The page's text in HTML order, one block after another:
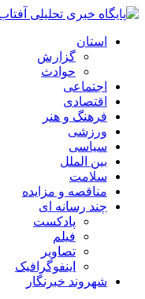
استان
گزارش
حوادث
اجتماعی
اقتصادی
فرهنگ و هنر
ورزشی
سیاسی
بین الملل
سلامت
مناقصه و مزایده
چند رسانه ای
پادکست
فیلم
تصاویر
اینفوگرافیک
شهروند خبرنگار